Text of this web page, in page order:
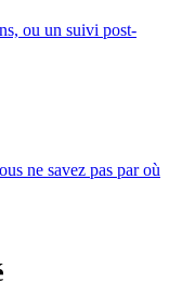
ou un suivi post-
ne savez pas par où